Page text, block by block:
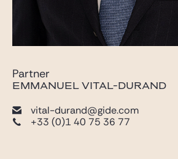
Partner
EMMANUEL VITAL-DURAND
vital-durand@gide.com
+33 (0)1 40 75 36 77